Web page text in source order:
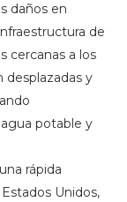
daños en
de
cercanas a los
desplazadas y
potable y
rápida
Unidos,